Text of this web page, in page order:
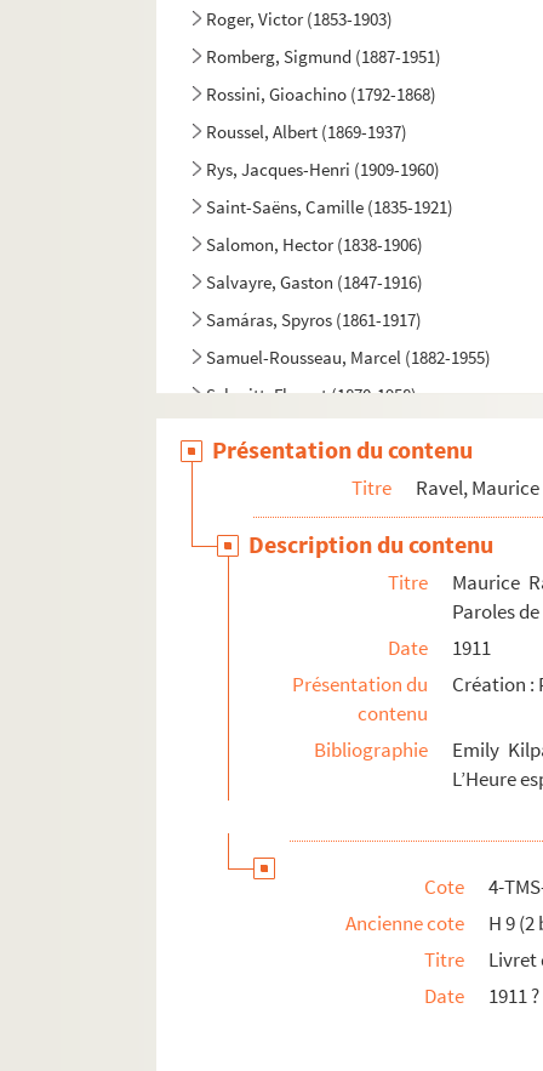
Roger, Victor (1853-1903)
Romberg, Sigmund (1887-1951)
Rossini, Gioachino (1792-1868)
Roussel, Albert (1869-1937)
Rys, Jacques-Henri (1909-1960)
Saint-Saëns, Camille (1835-1921)
Salomon, Hector (1838-1906)
Salvayre, Gaston (1847-1916)
Samáras, Spyros (1861-1917)
Samuel-Rousseau, Marcel (1882-1955)
Schmitt, Florent (1870-1958)
Serpette, Gaston (1846-1904)
Simiot, André (1823-1883)
Simons, Moïse (1889?-1945)
Straus, Oscar (1870-1954)
Strauss, Johann (1825-1899)
Strauss, Richard (1864-1949)
Suppé, Franz von (1819-1895)
Szulc, Józef Zygmunt (1875-1956)
Présentation du contenu
Titre Ravel,
Description du contenu
Titre
Maurice
Paroles
Date
1911
Présentation du
contenu
Création :
Bibliographie
Emily
L’Heure
Cote
4-
Ancienne cote
H 9 (2
Titre
Livret
Date
1911 ?